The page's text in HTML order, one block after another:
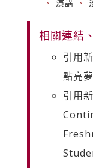
、 演講 、
相關連結
引用
點亮
引用